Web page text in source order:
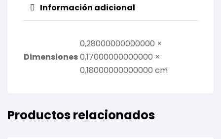
Información adicional
Dimensiones
0,28000000000000 ×
0,17000000000000 ×
0,18000000000000 cm
Productos relacionados